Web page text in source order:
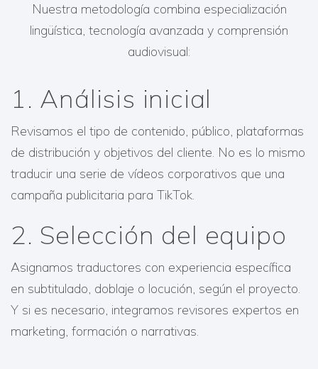
Nuestra metodología combina especialización
lingüística, tecnología avanzada y comprensión
audiovisual:
1. Análisis inicial
Revisamos el tipo de contenido, público, plataformas
de distribución y objetivos del cliente. No es lo mismo
traducir una serie de vídeos corporativos que una
campaña publicitaria para TikTok.
2. Selección del equipo
Asignamos traductores con experiencia específica
en subtitulado, doblaje o locución, según el proyecto.
Y si es necesario, integramos revisores expertos en
marketing, formación o narrativas.